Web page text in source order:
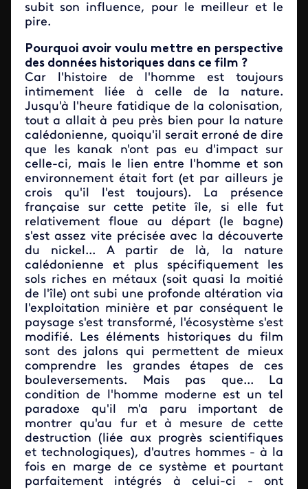
subit son influence, pour le meilleur et le
pire.
Pourquoi avoir voulu mettre en perspective
des données historiques dans ce film ?
Car l'histoire de l'homme est toujours
intimement liée à celle de la nature.
Jusqu'à l'heure fatidique de la colonisation,
tout a allait à peu près bien pour la nature
calédonienne, quoiqu'il serait erroné de dire
que les kanak n'ont pas eu d'impact sur
celle-ci, mais le lien entre l'homme et son
environnement était fort (et par ailleurs je
crois qu'il l'est toujours). La présence
française sur cette petite île, si elle fut
relativement floue au départ (le bagne)
s'est assez vite précisée avec la découverte
du nickel... A partir de là, la nature
calédonienne et plus spécifiquement les
sols riches en métaux (soit quasi la moitié
de l'île) ont subi une profonde altération via
l'exploitation minière et par conséquent le
paysage s'est transformé, l'écosystème s'est
modifié. Les éléments historiques du film
sont des jalons qui permettent de mieux
comprendre les grandes étapes de ces
bouleversements. Mais pas que... La
condition de l'homme moderne est un tel
paradoxe qu'il m'a paru important de
montrer qu'au fur et à mesure de cette
destruction (liée aux progrès scientifiques
et technologiques), d'autres hommes - à la
fois en marge de ce système et pourtant
parfaitement intégrés à celui-ci - ont